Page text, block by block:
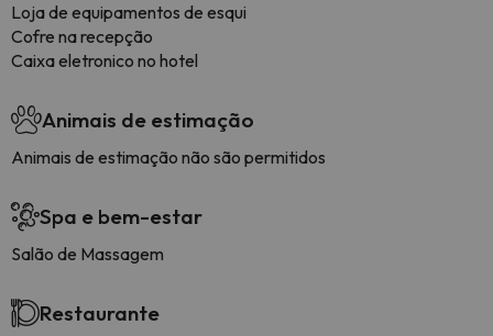
Loja de equipamentos de esqui
Cofre na recepção
Caixa eletronico no hotel
Animais de estimação
Animais de estimação não são permitidos
Spa e bem-estar
Salão de Massagem
Restaurante